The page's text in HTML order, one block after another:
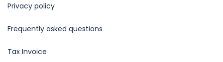
Privacy policy
Frequently asked questions
Tax Invoice